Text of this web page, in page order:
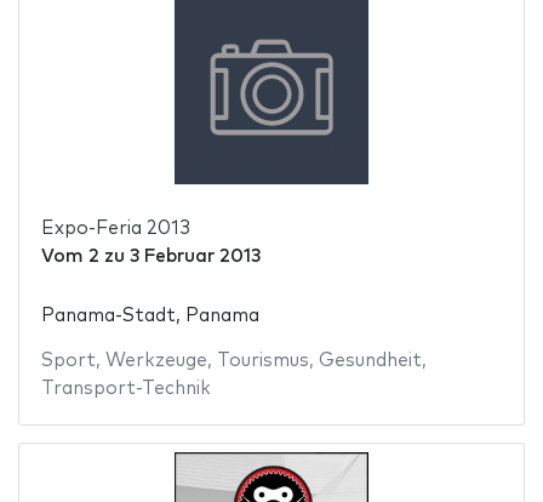
Expo-Feria 2013
Vom 2 zu 3 Februar 2013
Panama-Stadt, Panama
Sport, Werkzeuge, Tourismus, Gesundheit,
Transport-Technik